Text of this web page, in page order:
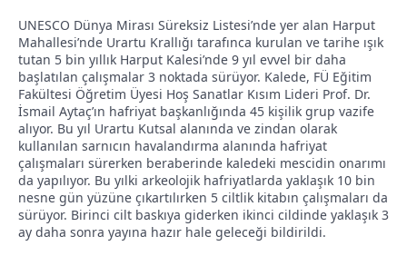
UNESCO Dünya Mirası Süreksiz Listesi’nde yer alan Harput
Mahallesi’nde Urartu Krallığı tarafınca kurulan ve tarihe ışık
tutan 5 bin yıllık Harput Kalesi’nde 9 yıl evvel bir daha
başlatılan çalışmalar 3 noktada sürüyor. Kalede, FÜ Eğitim
Fakültesi Öğretim Üyesi Hoş Sanatlar Kısım Lideri Prof. Dr.
İsmail Aytaç’ın hafriyat başkanlığında 45 kişilik grup vazife
alıyor. Bu yıl Urartu Kutsal alanında ve zindan olarak
kullanılan sarnıcın havalandırma alanında hafriyat
çalışmaları sürerken beraberinde kaledeki mescidin onarımı
da yapılıyor. Bu yılki arkeolojik hafriyatlarda yaklaşık 10 bin
nesne gün yüzüne çıkartılırken 5 ciltlik kitabın çalışmaları da
sürüyor. Birinci cilt baskıya giderken ikinci cildinde yaklaşık 3
ay daha sonra yayına hazır hale geleceği bildirildi.